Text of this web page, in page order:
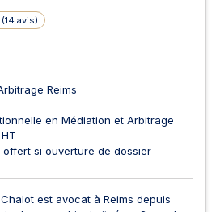
(14 avis)
Reims
en Médiation et Arbitrage
si ouverture de dossier
est avocat à Reims depuis